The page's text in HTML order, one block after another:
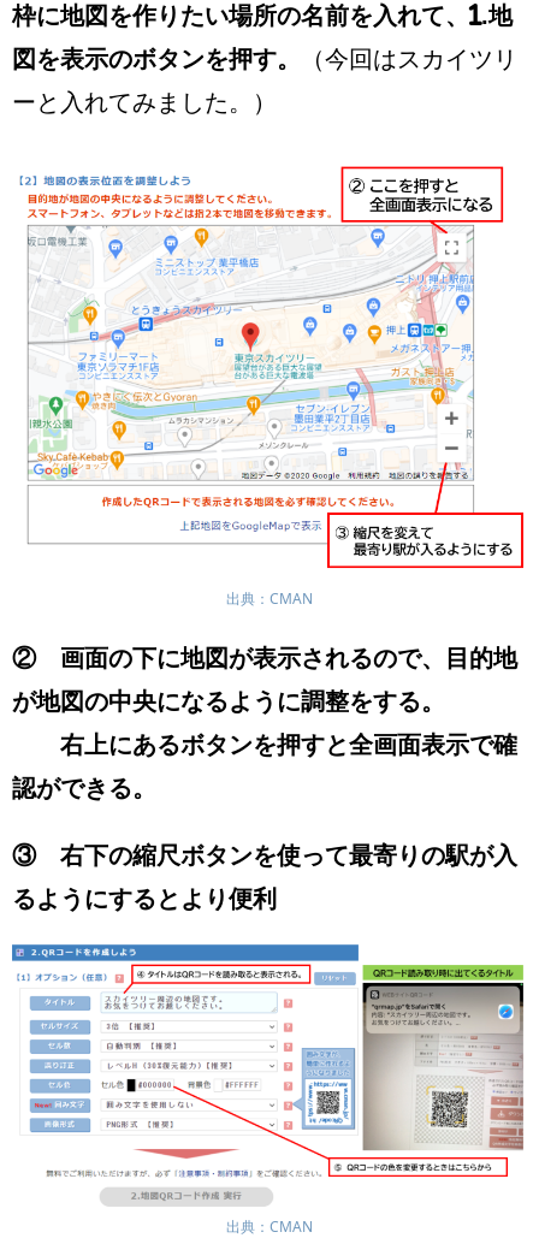
枠に地図を作りたい場所の名前を入れて、1.地
図を表示のボタンを押す。
（今回はスカイツリ
ーと入れてみました。）
出典：CMAN
② 画面の下に地図が表示されるので、目的地
が地図の中央になるように調整をする。
右上にあるボタンを押すと全画面表示で確
認ができる。
③ 右下の縮尺ボタンを使って最寄りの駅が入
るようにするとより便利
出典：CMAN